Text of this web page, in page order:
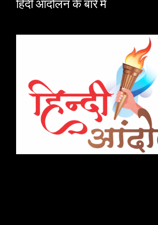
हिंदी आंदोलन के बारे में